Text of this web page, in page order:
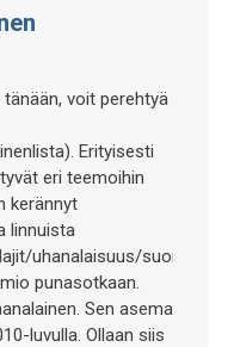
voit perehtyä
Erityisesti
eri teemoihin
kerännyt
linnuista
uhanalaisuus/suomi/).
punasotkaan.
Sen asema
luvulla. Ollaan siis